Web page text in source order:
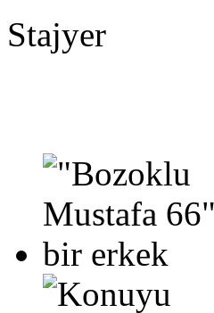
Stajyer